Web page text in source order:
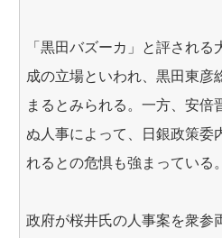
「黒田バズーカ」と評され
成の立場といわれ、黒田東彦
まるとみられる。一方、安倍
ぬ人事によって、日銀政策委
れるとの危惧も強まっている。
政府が桜井氏の人事案を衆参